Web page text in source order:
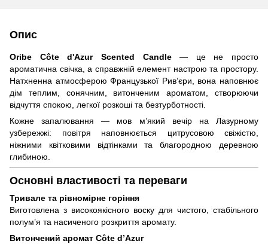
Опис
Oribe Côte d'Azur Scented Candle— це не просто
ароматична свічка, а справжній елемент настрою та простору.
Натхненна атмосферою Французької Рив’єри, вона наповнює
дім теплим, сонячним, витонченим ароматом, створюючи
відчуття спокою, легкої розкоші та безтурботності.
Кожне запалювання — мов м’який вечір на Лазурному
узбережжі: повітря наповнюється цитрусовою свіжістю,
ніжними квітковими відтінками та благородною деревною
глибиною.
Основні властивості та переваги
Тривале та рівномірне горіння
Виготовлена з високоякісного воску для чистого, стабільного
полум’я та насиченого розкриття аромату.
Витончений аромат Côte d’Azur